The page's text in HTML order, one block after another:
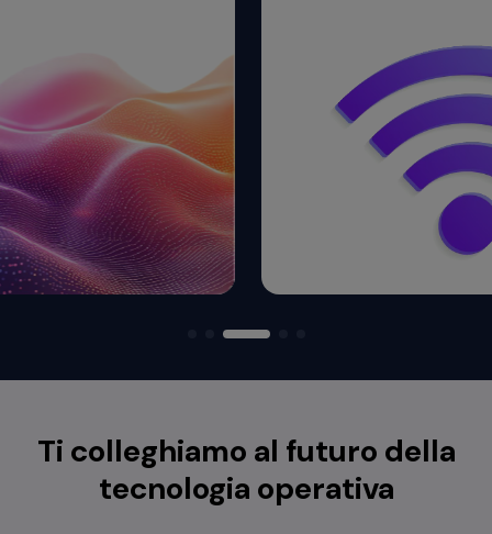
Ti colleghiamo al futuro della
tecnologia operativa